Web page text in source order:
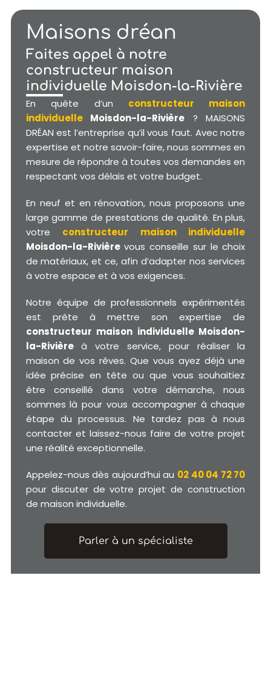
Maisons dréan
Faites appel à notre
constructeur maison
individuelle Moisdon-la-Rivière
En quête d’un constructeur maison
individuelleMoisdon-la-Rivière ? MAISONS
DRÉAN est l’entreprise qu’il vous faut. Avec notre
expertise et notre savoir-faire, nous sommes en
mesure de répondre à toutes vos demandes en
respectant vos délais et votre budget.
En neuf et en rénovation, nous proposons une
large gamme de prestations de qualité. En plus,
votre constructeur maison individuelle
Moisdon-la-Rivièrevous conseille sur le choix
de matériaux, et ce, afin d’adapter nos services
à votre espace et à vos exigences.
Notre équipe de professionnels expérimentés
est prête à mettre son expertise de
constructeur maison individuelle Moisdon-
la-Rivièreà votre service, pour réaliser la
maison de vos rêves. Que vous ayez déjà une
idée précise en tête ou que vous souhaitiez
être conseillé dans votre démarche, nous
sommes là pour vous accompagner à chaque
étape du processus. Ne tardez pas à nous
contacter et laissez-nous faire de votre projet
une réalité exceptionnelle.
Appelez-nous dès aujourd’hui au 02 40 04 72 70
pour discuter de votre projet de construction
de maison individuelle.
Parler à un spécialiste